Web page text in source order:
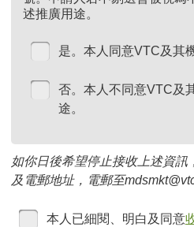
述推廣用途。
是。本人同意VTC及其
否。本人不同意VTC及
途。
如你日後希望停止接收上述資
及電郵地址，電郵至
本人已細閱、明白及同意